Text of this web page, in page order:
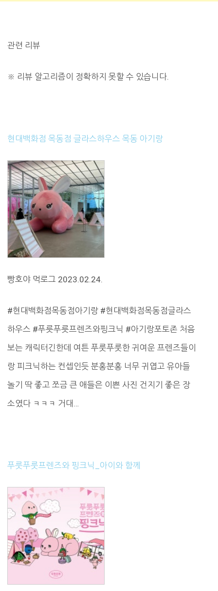
관련 리뷰
※ 리뷰 알고리즘이 정확하지 못할 수 있습니다.
현대백화점 목동점 글라스하우스 목동 아기랑
빵호야 먹로그 2023.02.24.
#현대백화점목동점아기랑 #현대백화점목동점글라스
하우스 #푸릇푸릇프렌즈와핑크닉 #아기랑포토존 처음
보는 캐릭터긴한데 여튼 푸룻푸룻한 귀여운 프렌즈들이
랑 피크닉하는 컨셉인듯 분홍분홍 너무 귀엽고 유아들
놀기 딱 좋고 쪼금 큰 애들은 이쁜 사진 건지기 좋은 장
소였다 ㅋㅋㅋ 거대…
푸룻푸룻프렌즈와 핑크닉_아이와 함께